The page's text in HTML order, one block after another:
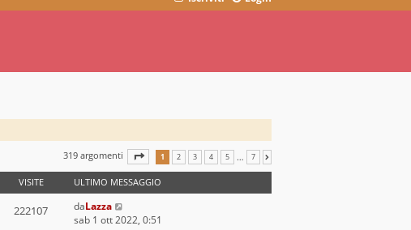
319 argomenti PAGINA 1DI 7
1 2 3 4 5 … 7
VISITE ULTIMO MESSAGGIO
222107 daLazza
sab 1 ott 2022, 0:51